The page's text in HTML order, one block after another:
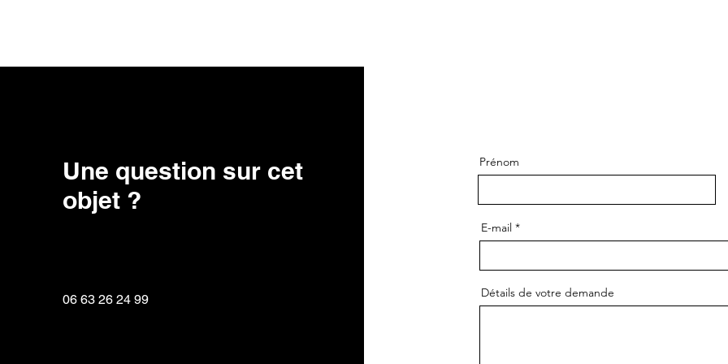
Une question sur cet
objet ?
06 63 26 24 99
Prénom
E-mail
Détails de votre demande